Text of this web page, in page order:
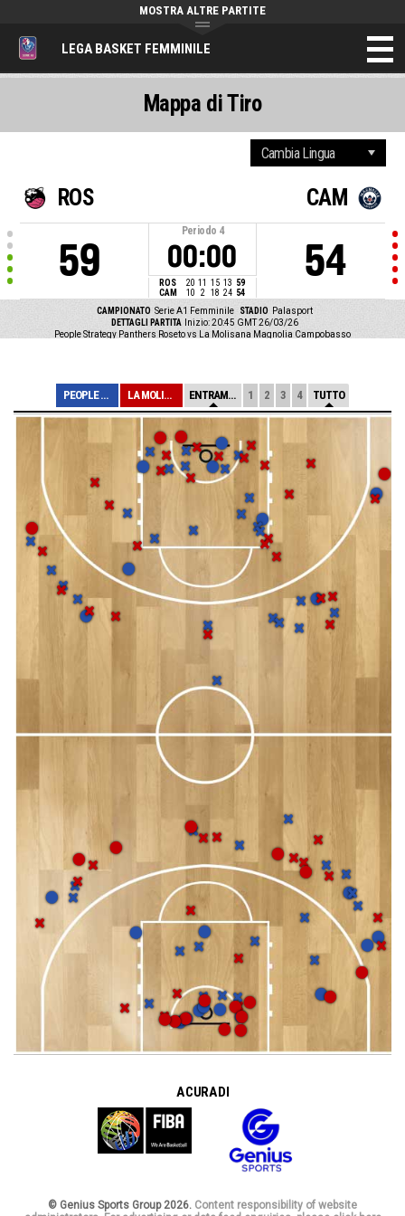
LEGA BASKET FEMMINILE
MOSTRA ALTRE PARTITE
ROS
59
Periodo 4
00:00
ROS 20 11 15 13 59
CAM
10 2 18 24 54
CAM
54
CAMPIONATO Serie A1 Femminile STADIO Palasport
DETTAGLI PARTITA
Inizio: 20:45 GMT 26/03/26
People Strategy Panthers Roseto vs La Molisana Magnolia Campobasso
Mappa di Tiro
PEOPLE STRATEGY... LA MOLISANA MAG... ENTRAMBE 1 2 3 4 TUTTO
A CURA DI
© Genius Sports Group 2026. Content responsibility of website